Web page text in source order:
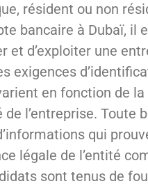
résident ou non
bancaire à Dubaï, il
et d’exploiter une
exigences
en fonction de
de l’entreprise. Toute
qui
légale de l’entité
sont tenus de